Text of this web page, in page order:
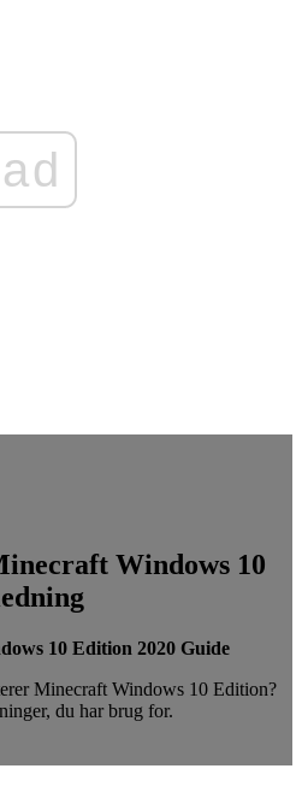
ad
Windows 10
10 Edition 2020 Guide
Minecraft Windows 10 Edition?
du har brug for.